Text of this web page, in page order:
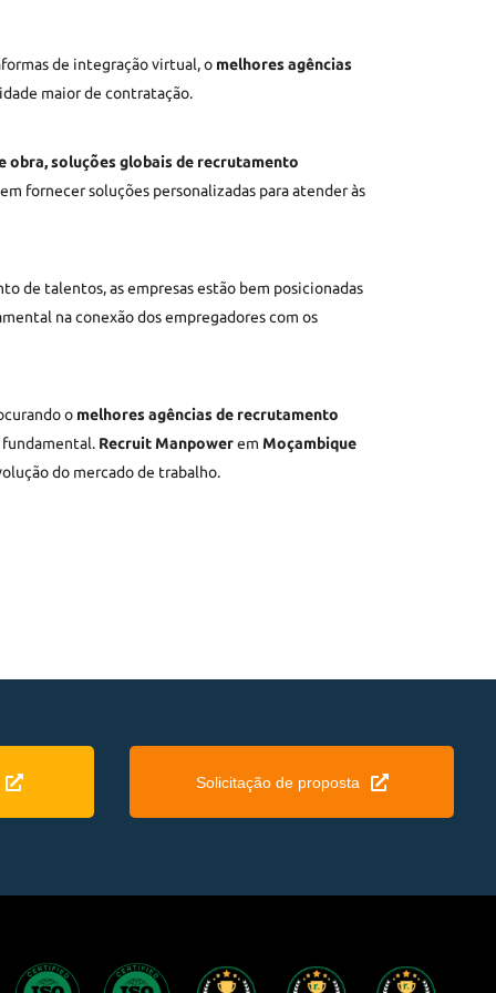
de integração virtual, o melhores agências
maior de contratação.
obra,soluções globais de recrutamento
fornecer soluções personalizadas para atender às
de talentos, as empresas estão bem posicionadas
na conexão dos empregadores com os
o melhores agências de recrutamento
fundamental. Recruit Manpowerem Moçambique
do mercado de trabalho.
Solicitação de proposta